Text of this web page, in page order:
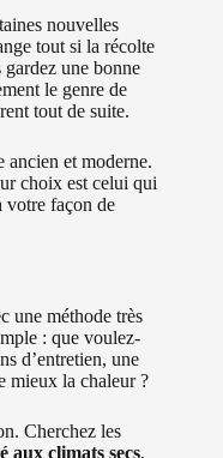
nouvelles
tout si la récolte
une bonne
le genre de
tout de suite.
ancien et moderne.
choix est celui qui
votre façon de
une méthode très
: que voulez-
d’entretien, une
mieux la chaleur ?
Cherchez les
aux climats secs,